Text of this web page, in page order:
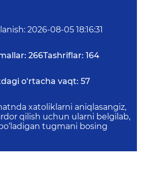
: 2026-08-05 18:16:31
266Tashriflar: 164
o‘rtacha vaqt: 57
xatoliklarni aniqlasangiz,
qilish uchun ularni belgilab,
tugmani bosing